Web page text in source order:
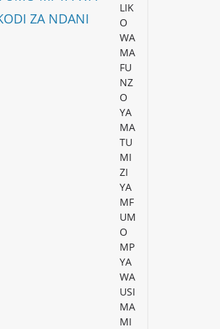
LIK
O
WA
MA
FU
NZ
O
YA
MA
TU
MI
ZI
YA
MF
UM
O
MP
YA
WA
USI
MA
MI